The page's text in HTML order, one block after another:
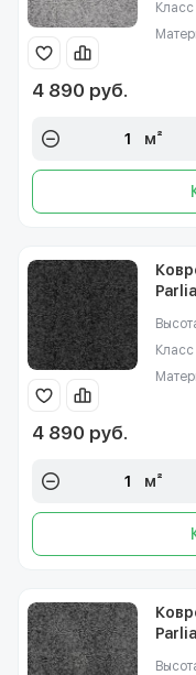
Класс
4 890 руб.
м²
Класс
4 890 руб.
м²